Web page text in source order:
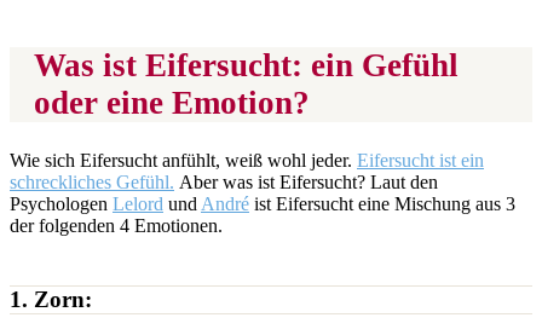
Was ist Eifersucht: ein Gefühl
oder eine Emotion?
Wie sich Eifersucht anfühlt, weiß wohl jeder. Eifersucht ist ein
schreckliches Gefühl. Aber was ist Eifersucht? Laut den
Psychologen Lelord und André ist Eifersucht eine Mischung aus 3
der folgenden 4 Emotionen.
1. Zorn: